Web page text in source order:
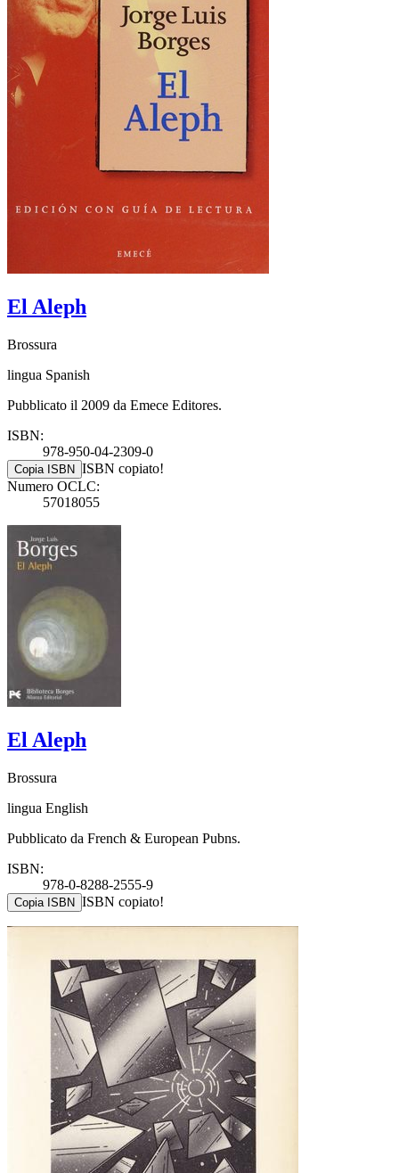
El Aleph
Brossura
lingua Spanish
Pubblicato il 2009 da Emece Editores.
ISBN:
978-950-04-2309-0
Copia ISBN ISBN copiato!
Numero OCLC:
57018055
El Aleph
Brossura
lingua English
Pubblicato da French & European Pubns.
ISBN:
978-0-8288-2555-9
Copia ISBN ISBN copiato!